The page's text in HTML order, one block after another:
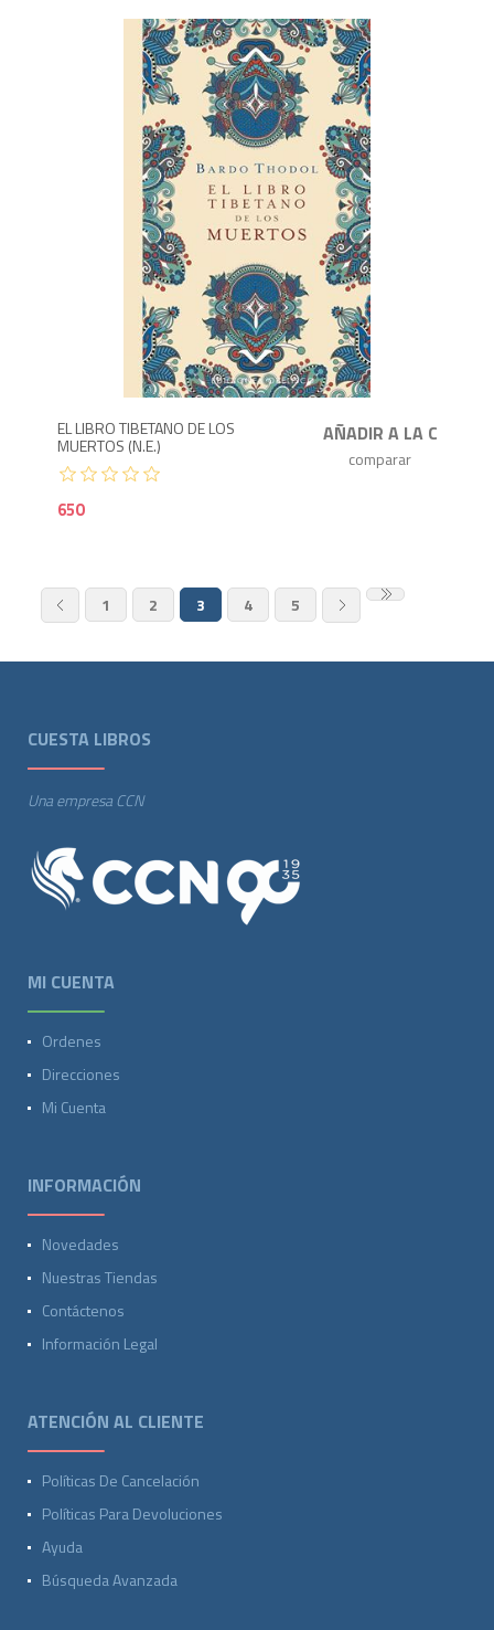
EL LIBRO TIBETANO DE LOS
MUERTOS (N.E.)
650
1 2 3 4 5
CUESTA LIBROS
Una empresa CCN
MI CUENTA
Ordenes
Direcciones
Mi Cuenta
INFORMACIÓN
Novedades
Nuestras Tiendas
Contáctenos
Información Legal
ATENCIÓN AL CLIENTE
Políticas De Cancelación
Políticas Para Devoluciones
Ayuda
Búsqueda Avanzada